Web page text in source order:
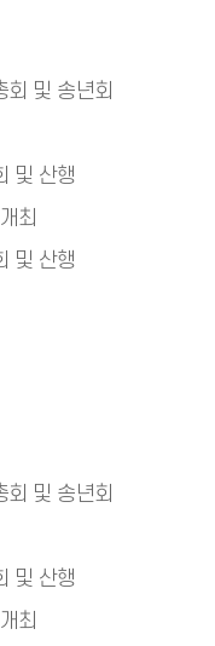
회 및 송년회
및 산행
최
및 산행
회 및 송년회
및 산행
최